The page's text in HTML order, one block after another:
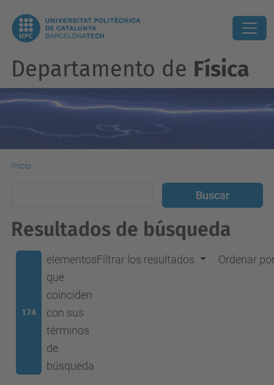
Departamento de Física
Inicio
Resultados de búsqueda
174
elementos
que
coinciden
con sus
términos
de
búsqueda
Filtrar los resultados Ordenar